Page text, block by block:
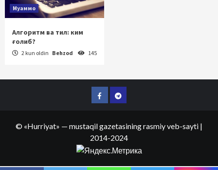
Муаммо
Алгоритм ва тил: ким
ғолиб?
2 kun oldin Behzod 145
FacebookTelegram
© «Hurriyat» — mustaqil gazetasining rasmiy veb-sayti |
2014-2024